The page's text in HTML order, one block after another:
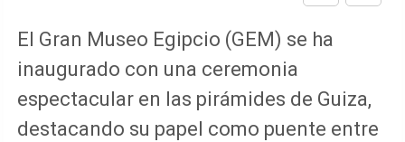
El Gran Museo Egipcio (GEM) se ha
inaugurado con una ceremonia
espectacular en las pirámides de Guiza,
destacando su papel como puente entre